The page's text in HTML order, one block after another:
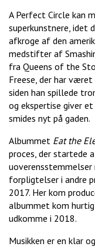
A Perfect Circle kan
superkunstnere, idet
afkroge af den
medstifter af
fra Queens of the
Freese, der har
siden han spillede
og ekspertise giver
smides nyt på gaden.
Albummet Eat the
proces, der startede
forpligtelser i andre
2017. Her kom
albummet kom
udkomme i 2018.
Musikken er en klar